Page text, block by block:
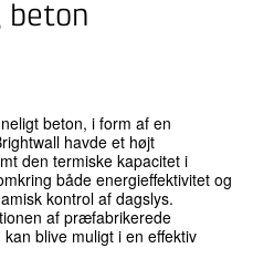
beton
beton, i form af en
havde et højt
den termiske kapacitet i
både energieffektivitet og
kontrol af dagslys.
af præfabrikerede
blive muligt i en effektiv